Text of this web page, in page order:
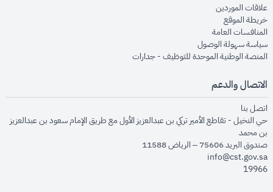
علاقات الموردينopens in new window
خريطة الموقعopens in new window
المنافسات العامةopens in new window
سياسة سهولة الوصولopens in new window
المنصة الوطنية الموحدة للتوظيف - جداراتopens in new window
الاتصال والدعم
اتصل بنا
حي النخيل - تقاطع الأمير تركي بن عبدالعزيز الأول مع طريق الإمام سعود بن عبدالعزيز
بن محمد
صندوق البريد 75606 – الرياض 11588
info@cst.gov.sa
19966